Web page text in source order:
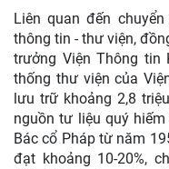
Liên quan đến
thông tin - thư viện,
trưởng Viện Thông
thống thư viện của
lưu trữ khoảng 2,8
nguồn tư liệu quý
Bác cổ Pháp từ năm
đạt khoảng 10-20%,